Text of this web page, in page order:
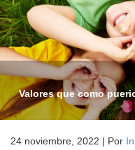
Valores que como
24 noviembre, 2022 | Por